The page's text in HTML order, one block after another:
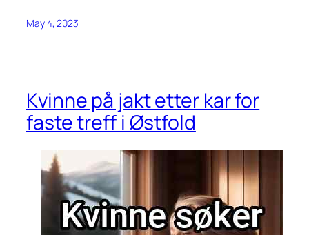
May 4, 2023
Kvinne på jakt etter kar for
faste treff i Østfold